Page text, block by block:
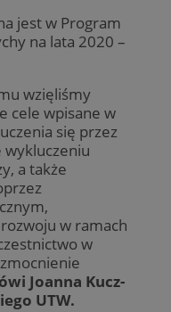
jest w Program
na lata 2020 –
wzięliśmy
cele wpisane w
się przez
wykluczeniu
a także
w ramach
w
Joanna Kucz-
UTW.